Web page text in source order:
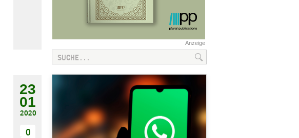
23
01
2020
0
Anzeige